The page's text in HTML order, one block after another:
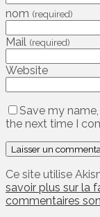
nom (required)
Mail (required)
Website
Save my
the next time I
Ce site utilise
savoir plus sur la
commentaires